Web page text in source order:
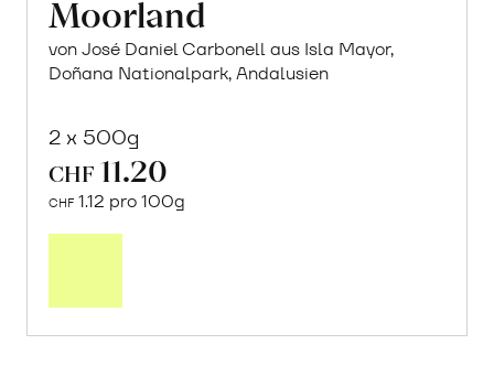
Moorland
von José Daniel Carbonell aus Isla Mayor,
Doñana Nationalpark, Andalusien
2 x 500g
CHF 11.20
CHF 1.12 pro 100g